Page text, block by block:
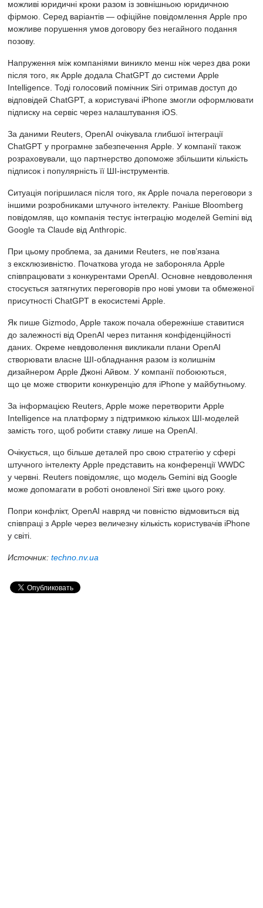
можливі юридичні кроки разом із зовнішньою юридичною
фірмою. Серед варіантів — офіційне повідомлення Apple про
можливе порушення умов договору без негайного подання
позову.
Напруження між компаніями виникло менш ніж через два роки
після того, як Apple додала ChatGPT до системи Apple
Intelligence. Тоді голосовий помічник Siri отримав доступ до
відповідей ChatGPT, а користувачі iPhone змогли оформлювати
підписку на сервіс через налаштування iOS.
За даними Reuters, OpenAI очікувала глибшої інтеграції
ChatGPT у програмне забезпечення Apple. У компанії також
розраховували, що партнерство допоможе збільшити кількість
підписок і популярність її ШІ-інструментів.
Ситуація погіршилася після того, як Apple почала переговори з
іншими розробниками штучного інтелекту. Раніше Bloomberg
повідомляв, що компанія тестує інтеграцію моделей Gemini від
Google та Claude від Anthropic.
При цьому проблема, за даними Reuters, не пов’язана
з ексклюзивністю. Початкова угода не забороняла Apple
співпрацювати з конкурентами OpenAI. Основне невдоволення
стосується затягнутих переговорів про нові умови та обмеженої
присутності ChatGPT в екосистемі Apple.
Як пише Gizmodo, Apple також почала обережніше ставитися
до залежності від OpenAI через питання конфіденційності
даних. Окреме невдоволення викликали плани OpenAI
створювати власне ШІ-обладнання разом із колишнім
дизайнером Apple Джоні Айвом. У компанії побоюються,
що це може створити конкуренцію для iPhone у майбутньому.
За інформацією Reuters, Apple може перетворити Apple
Intelligence на платформу з підтримкою кількох ШІ-моделей
замість того, щоб робити ставку лише на OpenAI.
Очікується, що більше деталей про свою стратегію у сфері
штучного інтелекту Apple представить на конференції WWDC
у червні. Reuters повідомляє, що модель Gemini від Google
може допомагати в роботі оновленої Siri вже цього року.
Попри конфлікт, OpenAI навряд чи повністю відмовиться від
співпраці з Apple через величезну кількість користувачів iPhone
у світі.
Источник: techno.nv.ua